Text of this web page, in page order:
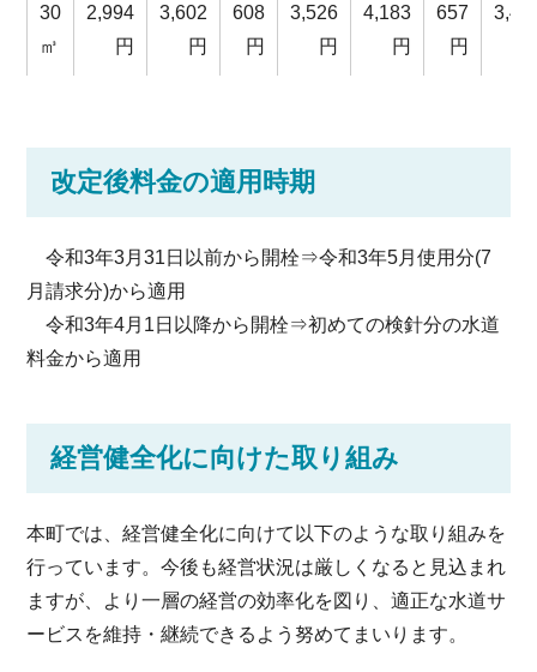
30
㎥
2,994
円
3,602
円
608
円
3,526
円
4,183
円
657
円
改定後料金の適用時期
令和3年3月31日以前から開栓⇒令和3年5月使用分(7
月請求分)から適用
令和3年4月1日以降から開栓⇒初めての検針分の水道
料金から適用
経営健全化に向けた取り組み
本町では、経営健全化に向けて以下のような取り組みを
行っています。今後も経営状況は厳しくなると見込まれ
ますが、より一層の経営の効率化を図り、適正な水道サ
ービスを維持・継続できるよう努めてまいります。